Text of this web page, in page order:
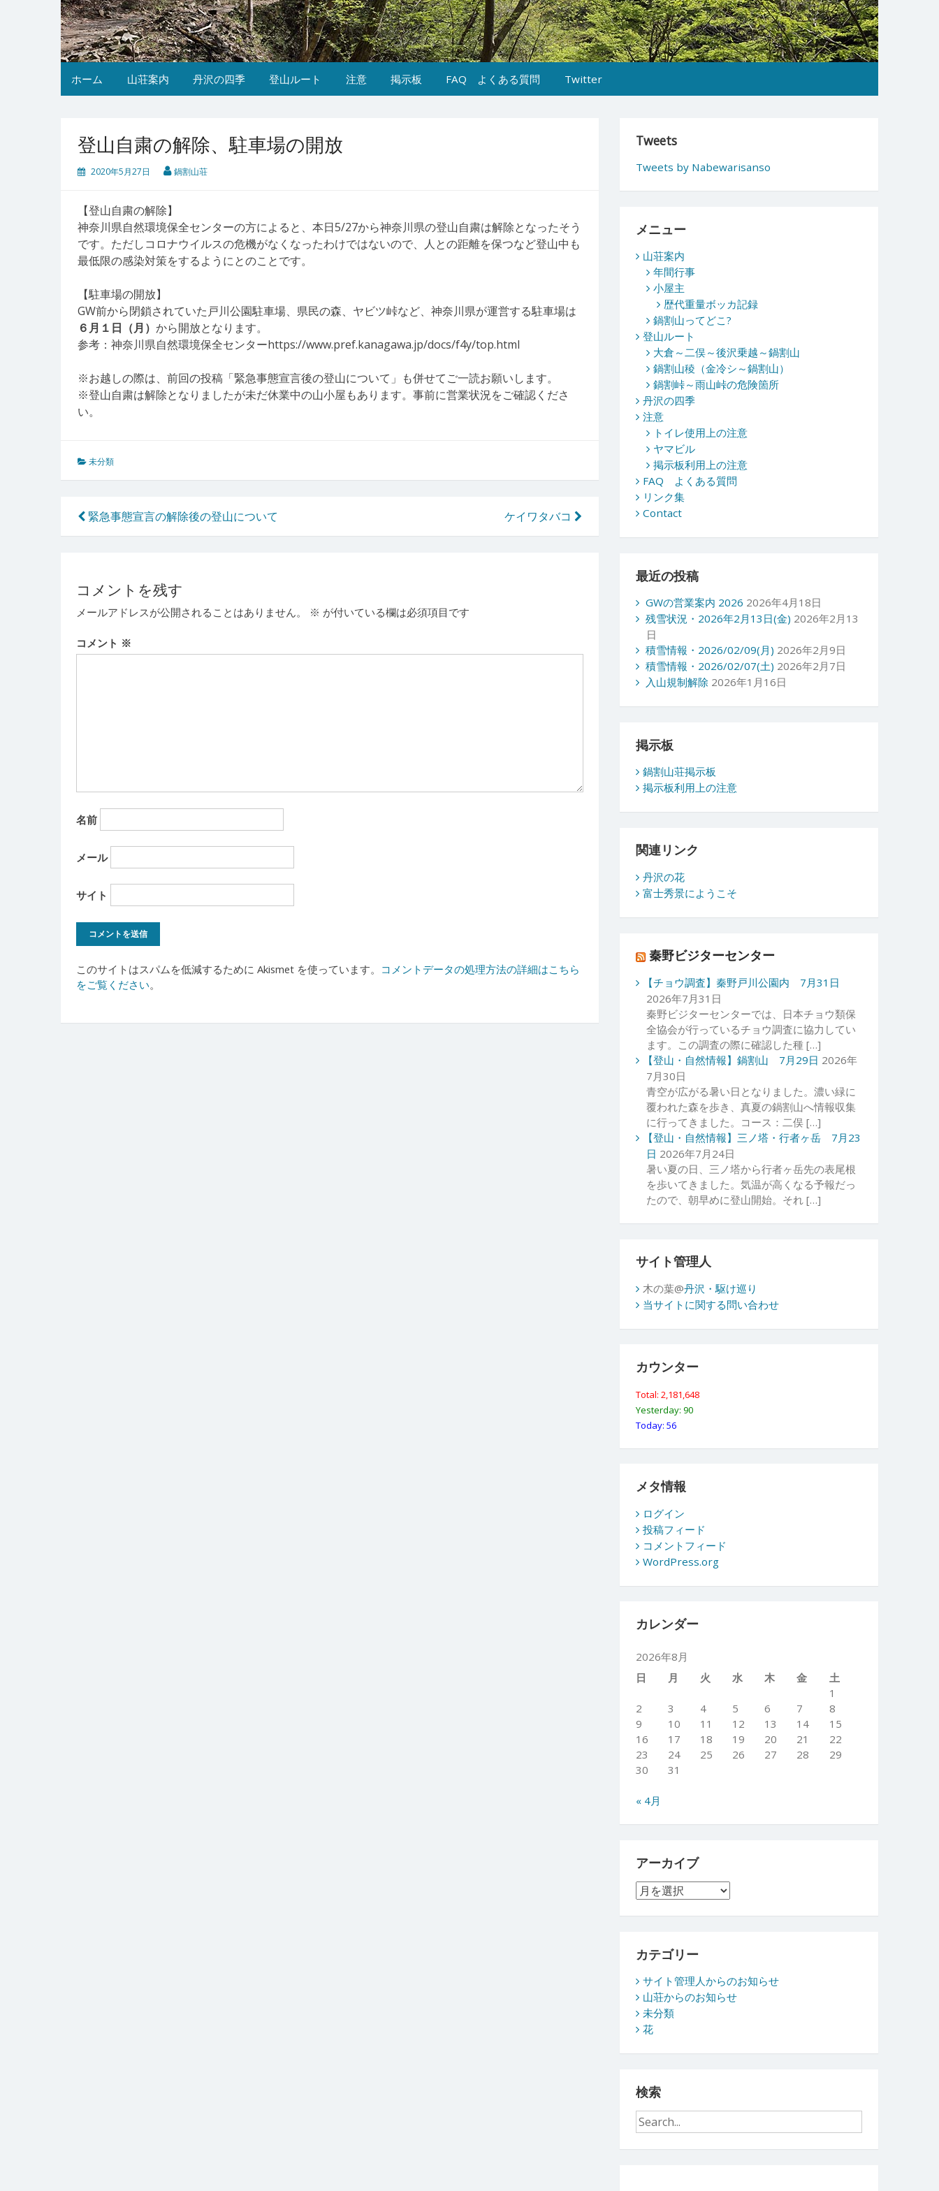
ホーム 山荘案内 丹沢の四季 登山ルート 注意 掲示板 FAQ よくある質問 Twitter
登山自粛の解除、駐車場の開放
2020年5月27日 鍋割山荘
【登山自粛の解除】
神奈川県自然環境保全センターの方によると、本日5/27から神奈川県の登山自粛は解除となったそう
です。ただしコロナウイルスの危機がなくなったわけではないので、人との距離を保つなど登山中も
最低限の感染対策をするようにとのことです。
【駐車場の開放】
GW前から閉鎖されていた戸川公園駐車場、県民の森、ヤビツ峠など、神奈川県が運営する駐車場は
６月１日（月） から開放となります。
参考：神奈川県自然環境保全センターhttps://www.pref.kanagawa.jp/docs/f4y/top.html
※お越しの際は、前回の投稿「緊急事態宣言後の登山について」も併せてご一読お願いします。
※登山自粛は解除となりましたが未だ休業中の山小屋もあります。事前に営業状況をご確認くださ
い。
未分類
投
稿
ビ
ゲ
ー
シ
緊急事態宣言の解除後の登山について ケイワタバコ
コメントを残す
メールアドレスが公開されることはありません。 ※ が付いている欄は必須項目です
コメント ※
名前
メール
サイト
このサイトはスパムを低減するために Akismet を使っています。 コメントデータの処理方法の詳細はこちら
をご覧ください。
Tweets
Tweets by Nabewarisanso
メニュー
山荘案内
年間行事
小屋主
歴代重量ボッカ記録
鍋割山ってどこ?
登山ルート
大倉～二俣～後沢乗越～鍋割山
鍋割山稜（金冷シ～鍋割山）
鍋割峠～雨山峠の危険箇所
丹沢の四季
注意
トイレ使用上の注意
ヤマビル
掲示板利用上の注意
FAQ よくある質問
リンク集
Contact
最近の投稿
GWの営業案内 2026 2026年4月18日
残雪状況・2026年2月13日(金) 2026年2月13
日
積雪情報・2026/02/09(月) 2026年2月9日
積雪情報・2026/02/07(土) 2026年2月7日
入山規制解除 2026年1月16日
掲示板
鍋割山荘掲示板
掲示板利用上の注意
関連リンク
丹沢の花
富士秀景にようこそ
秦野ビジターセンター
【チョウ調査】秦野戸川公園内 7月31日
2026年7月31日
秦野ビジターセンターでは、日本チョウ類保
全協会が行っているチョウ調査に協力してい
ます。この調査の際に確認した種 […]
【登山・自然情報】鍋割山 7月29日 2026年
7月30日
青空が広がる暑い日となりました。濃い緑に
覆われた森を歩き、真夏の鍋割山へ情報収集
に行ってきました。コース：二俣 […]
【登山・自然情報】三ノ塔・行者ヶ岳 7月23
日 2026年7月24日
暑い夏の日、三ノ塔から行者ヶ岳先の表尾根
を歩いてきました。気温が高くなる予報だっ
たので、朝早めに登山開始。それ […]
サイト管理人
木の葉@丹沢・駆け巡り
当サイトに関する問い合わせ
カウンター
Total: 2,181,648
Yesterday: 90
Today: 56
メタ情報
ログイン
投稿フィード
コメントフィード
WordPress.org
カレンダー
2026年8月
日
月 火 水 木 金
土
1
2
3 4 5 6 7
8
9
10 11 12 13 14
15
16
17 18 19 20 21
22
23
24 25 26 27 28
29
30
31
« 4月
アーカイブ
ア
ー
カ
ブ
カテゴリー
サイト管理人からのお知らせ
山荘からのお知らせ
未分類
花
検索